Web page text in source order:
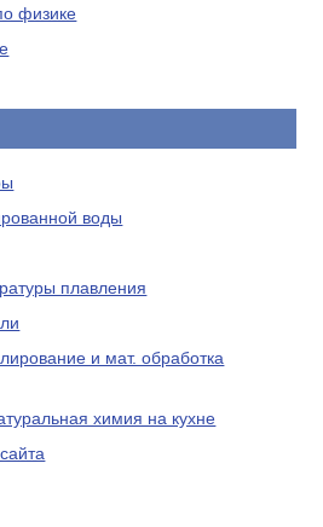
физике
воды
плавления
и мат. обработка
химия на кухне